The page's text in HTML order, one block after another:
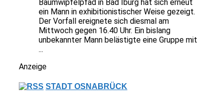
Baumwipfelpfad in Bad Iburg hat sich erneut
ein Mann in exhibitionistischer Weise gezeigt.
Der Vorfall ereignete sich diesmal am
Mittwoch gegen 16.40 Uhr. Ein bislang
unbekannter Mann belästigte eine Gruppe mit
...
Anzeige
STADT OSNABRÜCK